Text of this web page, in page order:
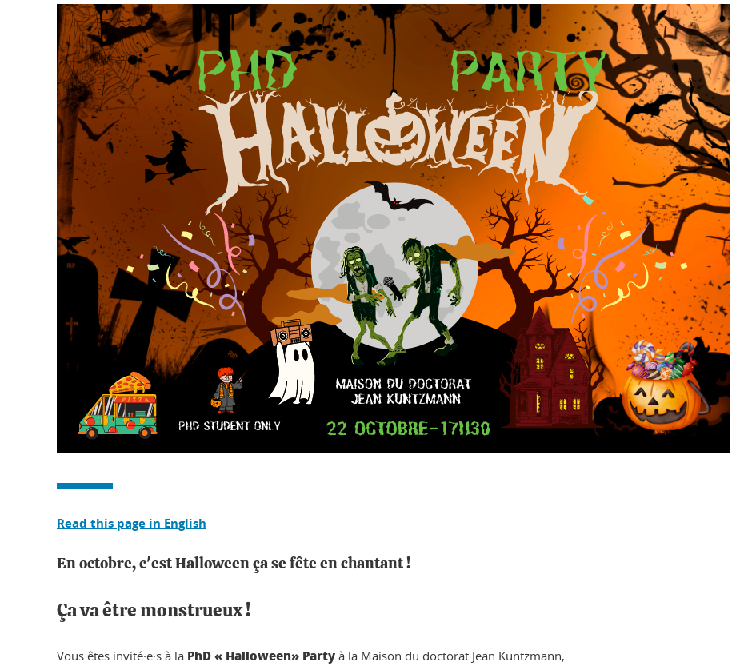
Read this page in English
En octobre, c'est Halloween ça se fête en chantant !
Ça va être monstrueux !
Vous êtes invité·e·s à la PhD « Halloween» Party à la Maison du doctorat Jean Kuntzmann,